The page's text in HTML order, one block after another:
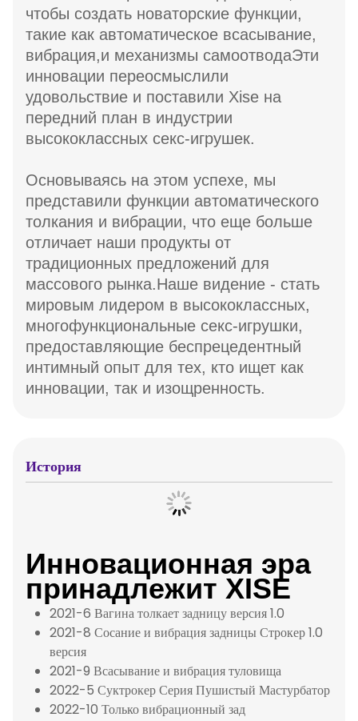
чтобы создать новаторские функции,
такие как автоматическое всасывание,
вибрация,и механизмы самоотводаЭти
инновации переосмыслили
удовольствие и поставили Xise на
передний план в индустрии
высококлассных секс-игрушек.
Основываясь на этом успехе, мы
представили функции автоматического
толкания и вибрации, что еще больше
отличает наши продукты от
традиционных предложений для
массового рынка.Наше видение - стать
мировым лидером в высококлассных,
многофункциональные секс-игрушки,
предоставляющие беспрецедентный
интимный опыт для тех, кто ищет как
инновации, так и изощренность.
История
Инновационная эра
принадлежит XISE
2021-6 Вагина толкает задницу версия 1.0
2021-8 Сосание и вибрация задницы Строкер 1.0
версия
2021-9 Всасывание и вибрация туловища
2022-5 Суктрокер Серия Пушистый Мастурбатор
2022-10 Только вибрационный зад